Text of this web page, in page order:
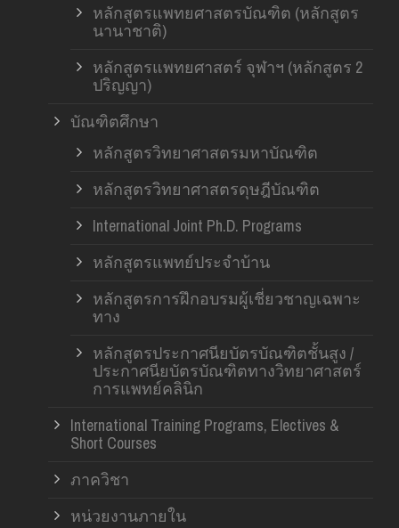
หลักสูตรแพทยศาสตรบัณฑิต (หลักสูตร
นานาชาติ)
หลักสูตรแพทยศาสตร์ จุฬาฯ (หลักสูตร 2
ปริญญา)
บัณฑิตศึกษา
หลักสูตรวิทยาศาสตรมหาบัณฑิต
หลักสูตรวิทยาศาสตรดุษฎีบัณฑิต
International Joint Ph.D. Programs
หลักสูตรแพทย์ประจำบ้าน
หลักสูตรการฝึกอบรมผู้เชี่ยวชาญเฉพาะ
ทาง
หลักสูตรประกาศนียบัตรบัณฑิตชั้นสูง /
ประกาศนียบัตรบัณฑิตทางวิทยาศาสตร์
การแพทย์คลินิก
International Training Programs, Electives &
Short Courses
ภาควิชา
หน่วยงานภายใน